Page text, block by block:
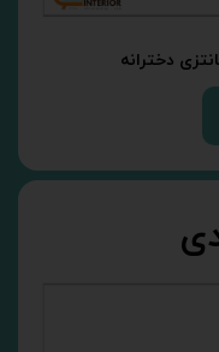
دخترانه